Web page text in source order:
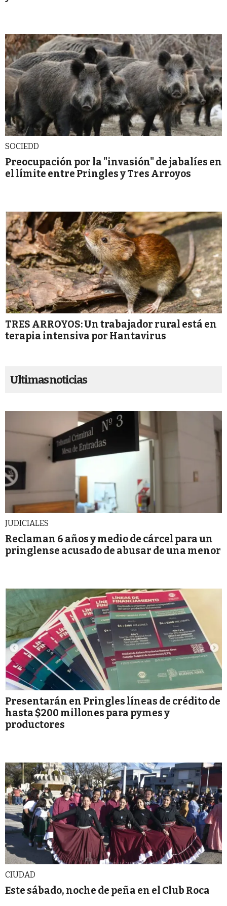
SOCIEDD
Preocupación por la "invasión" de jabalíes en
el límite entre Pringles y Tres Arroyos
TRES ARROYOS: Un trabajador rural está en
terapia intensiva por Hantavirus
Ultimas noticias
JUDICIALES
Reclaman 6 años y medio de cárcel para un
pringlense acusado de abusar de una menor
Presentarán en Pringles líneas de crédito de
hasta $200 millones para pymes y
productores
CIUDAD
Este sábado, noche de peña en el Club Roca